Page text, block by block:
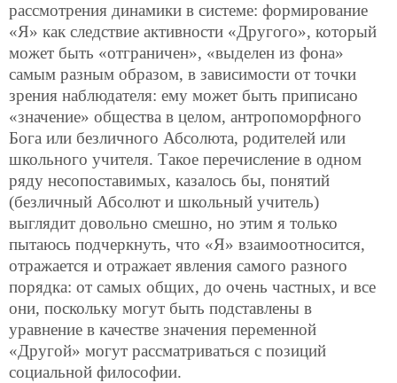
рассмотрения динамики в системе: формирование
«Я» как следствие активности «Другого», который
может быть «отграничен», «выделен из фона»
самым разным образом, в зависимости от точки
зрения наблюдателя: ему может быть приписано
«значение» общества в целом, антропоморфного
Бога или безличного Абсолюта, родителей или
школьного учителя. Такое перечисление в одном
ряду несопоставимых, казалось бы, понятий
(безличный Абсолют и школьный учитель)
выглядит довольно смешно, но этим я только
пытаюсь подчеркнуть, что «Я» взаимоотносится,
отражается и отражает явления самого разного
порядка: от самых общих, до очень частных, и все
они, поскольку могут быть подставлены в
уравнение в качестве значения переменной
«Другой» могут рассматриваться с позиций
социальной философии.